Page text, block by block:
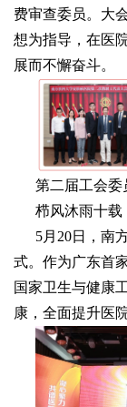
费审查委员。大
想为指导，在医
展而不懈奋斗。
第二届工会
栉风沐雨十
5月20日，南
式。作为广东首
国家卫生与健康
康，全面提升医